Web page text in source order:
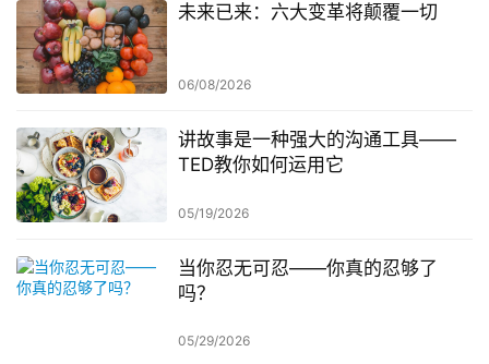
未来已来：六大变革将颠覆一切
06/08/2026
讲故事是一种强大的沟通工具——
TED教你如何运用它
05/19/2026
当你忍无可忍——你真的忍够了
吗？
05/29/2026